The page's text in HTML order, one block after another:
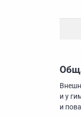
и у
и